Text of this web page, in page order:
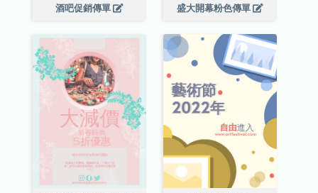
酒吧促銷傳單 盛大開幕粉色傳單